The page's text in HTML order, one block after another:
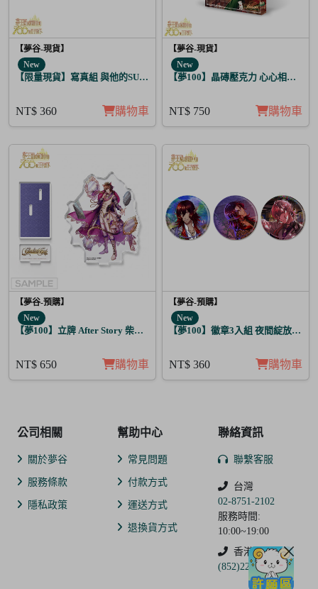
【夢谷-現貨】
New
【限量現貨】寫真組 與他的SUGAR&BITTER 太陽覺醒 5入
NT$ 360 購物車
【夢谷-現貨】
New
【夢100】晶磚壓克力 心心相印的
NT$ 750 購物車
【夢谷-預購】
New
【夢100】立牌 After Story 柴郡貓 日覺
NT$ 650 購物車
【夢谷-預購】
New
【夢100】徽章3入組 夜間綻放的花
NT$ 360 購物車
公司相關
關於夢谷
服務條款
隱私政策
幫助中心
常見問題
付款方式
運送方式
退換貨方式
聯絡資訊
聯繫客服
台灣
02-8751-2102
服務時間:
10:00~19:00
香港
(852)2250-9311